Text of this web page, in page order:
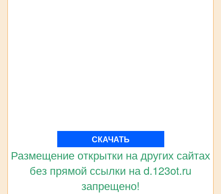
СКАЧАТЬ
Размещение открытки на других сайтах
без прямой ссылки на d.123ot.ru
запрещено!